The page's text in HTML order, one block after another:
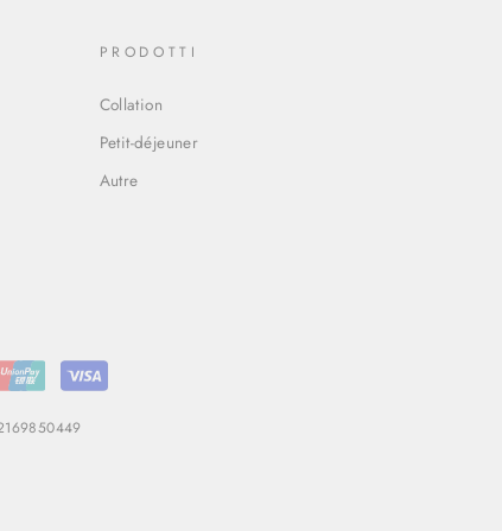
PRODOTTI
Collation
Petit-déjeuner
Autre